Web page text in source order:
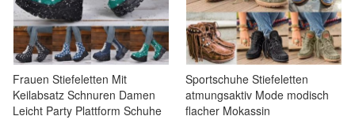
Frauen Stiefeletten Mit
Keilabsatz Schnuren Damen
Leicht Party Plattform Schuhe
Sportschuhe Stiefeletten
atmungsaktiv Mode modisch
flacher Mokassin